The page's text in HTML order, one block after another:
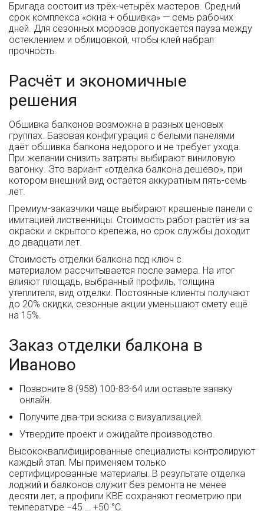
Бригада состоит из трёх-четырёх мастеров. Средний
срок комплекса «окна + обшивка» — семь рабочих
дней. Для сезонных морозов допускается пауза между
остеклением и облицовкой, чтобы клей набрал
прочность.
Расчёт и экономичные
решения
Обшивка балконов возможна в разных ценовых
группах. Базовая конфигурация с белыми панелями
даёт обшивка балкона недорого и не требует ухода.
При желании снизить затраты выбирают виниловую
вагонку. Это вариант «отделка балкона дешево», при
котором внешний вид остаётся аккуратным пять-семь
лет.
Премиум-заказчики чаще выбирают крашеные панели с
имитацией лиственницы. Стоимость работ растёт из-за
окраски и скрытого крепежа, но срок службы доходит
до двадцати лет.
Стоимость отделки балкона под ключ с
материалом рассчитывается после замера. На итог
влияют площадь, выбранный профиль, толщина
утеплителя, вид отделки. Постоянные клиенты получают
до 20% скидки, сезонные акции уменьшают смету ещё
на 15%.
Заказ отделки балкона в
Иваново
Позвоните 8 (958) 100-83-64 или оставьте заявку
онлайн.
Получите два-три эскиза с визуализацией.
Утвердите проект и ожидайте производство.
Высококвалифицированные специалисты контролируют
каждый этап. Мы применяем только
сертифицированные материалы. В результате отделка
лоджий и балконов служит без ремонта не менее
десяти лет, а профили KBE сохраняют геометрию при
температуре −45 … +50 °C.